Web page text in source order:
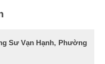
Sư Vạn Hạnh, Phường